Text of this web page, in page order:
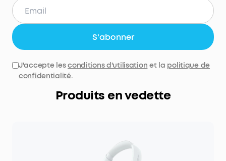
S'abonner
J'accepte lesconditions d'utilisation et la politique de
confidentialité.
Produits en vedette